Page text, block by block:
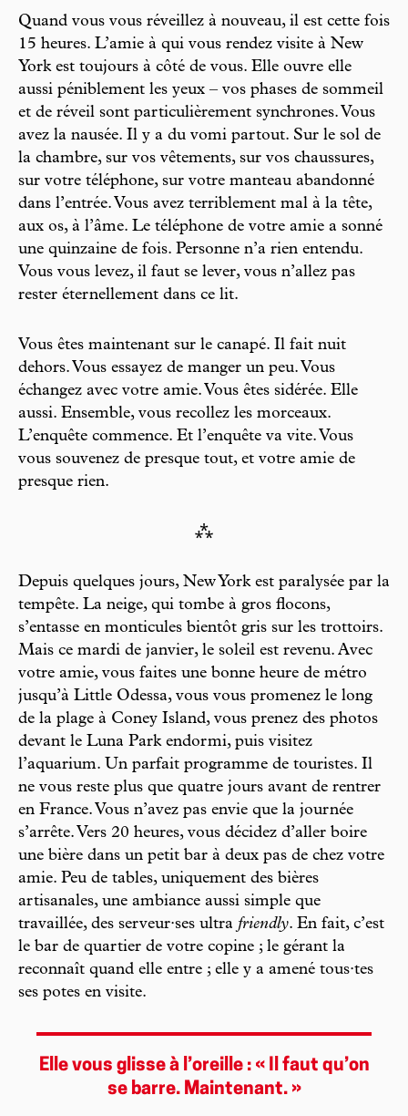
Quand vous vous réveillez à nouveau, il est cette fois
15 heures. L’amie à qui vous rendez visite à New
York est toujours à côté de vous. Elle ouvre elle
aussi péniblement les yeux – vos phases de sommeil
et de réveil sont particulièrement synchrones. Vous
avez la nausée. Il y a du vomi partout. Sur le sol de
la chambre, sur vos vêtements, sur vos chaussures,
sur votre téléphone, sur votre manteau abandonné
dans l’entrée. Vous avez terriblement mal à la tête,
aux os, à l’âme. Le téléphone de votre amie a sonné
une quinzaine de fois. Personne n’a rien entendu.
Vous vous levez, il faut se lever, vous n’allez pas
rester éternellement dans ce lit.
Vous êtes maintenant sur le canapé. Il fait nuit
dehors. Vous essayez de manger un peu. Vous
échangez avec votre amie. Vous êtes sidérée. Elle
aussi. Ensemble, vous recollez les morceaux.
L’enquête commence. Et l’enquête va vite. Vous
vous souvenez de presque tout, et votre amie de
presque rien.
⁂
Depuis quelques jours, New York est paralysée par la
tempête. La neige, qui tombe à gros flocons,
s’entasse en monticules bientôt gris sur les trottoirs.
Mais ce mardi de janvier, le soleil est revenu. Avec
votre amie, vous faites une bonne heure de métro
jusqu’à Little Odessa, vous vous promenez le long
de la plage à Coney Island, vous prenez des photos
devant le Luna Park endormi, puis visitez
l’aquarium. Un parfait programme de touristes. Il
ne vous reste plus que quatre jours avant de rentrer
en France. Vous n’avez pas envie que la journée
s’arrête. Vers 20 heures, vous décidez d’aller boire
une bière dans un petit bar à deux pas de chez votre
amie. Peu de tables, uniquement des bières
artisanales, une ambiance aussi simple que
travaillée, des serveur·ses ultra friendly. En fait, c’est
le bar de quartier de votre copine ; le gérant la
reconnaît quand elle entre ; elle y a amené tous·tes
ses potes en visite.
Elle vous glisse à l’oreille : « Il faut qu’on
se barre. Maintenant. »